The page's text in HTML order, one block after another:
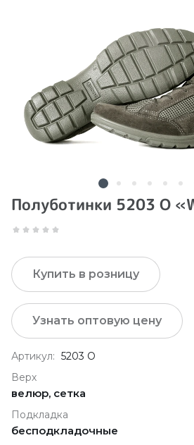
Полуботинки 5203 O
Узнать оптовую цену
Купить в розницу
Артикул: 5203 О
Верх
велюр, сетка
Подкладка
бесподкладочные